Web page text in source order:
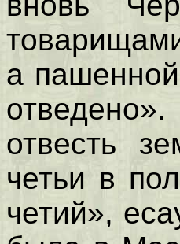
а
отвесть
четьи в
четий»,